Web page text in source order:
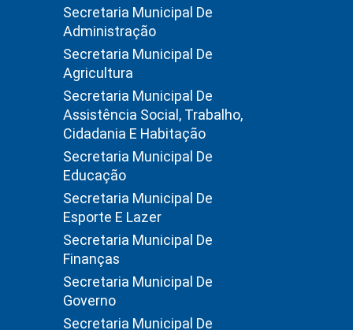
Secretaria Municipal De
Administração
Secretaria Municipal De
Agricultura
Secretaria Municipal De
Assistência Social, Trabalho,
Cidadania E Habitação
Secretaria Municipal De
Educação
Secretaria Municipal De
Esporte E Lazer
Secretaria Municipal De
Finanças
Secretaria Municipal De
Governo
Secretaria Municipal De